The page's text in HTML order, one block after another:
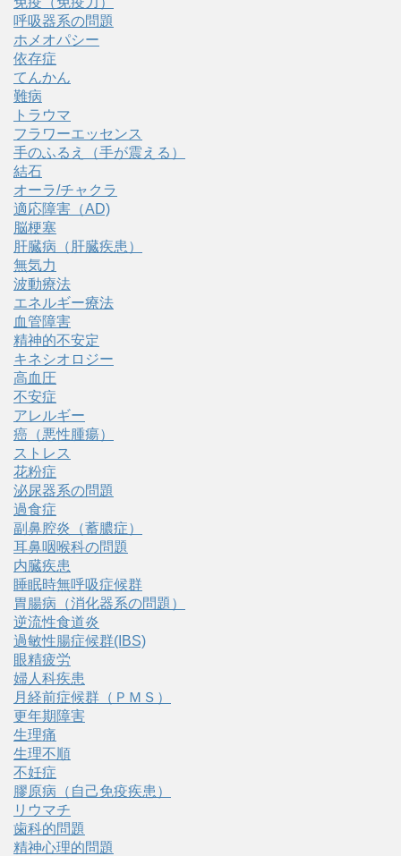
呼吸器系の問題
ホメオパシー
依存症
てんかん
難病
トラウマ
フラワーエッセンス
手のふるえ（手が震える）
結石
オーラ/チャクラ
適応障害（AD)
脳梗塞
肝臓病（肝臓疾患）
無気力
波動療法
エネルギー療法
血管障害
精神的不安定
キネシオロジー
高血圧
不安症
アレルギー
癌（悪性腫瘍）
ストレス
花粉症
泌尿器系の問題
過食症
副鼻腔炎（蓄膿症）
耳鼻咽喉科の問題
内臓疾患
睡眠時無呼吸症候群
胃腸病（消化器系の問題）
逆流性食道炎
過敏性腸症候群(IBS)
眼精疲労
婦人科疾患
月経前症候群（ＰＭＳ）
更年期障害
生理痛
生理不順
不妊症
膠原病（自己免疫疾患）
リウマチ
歯科的問題
精神心理的問題